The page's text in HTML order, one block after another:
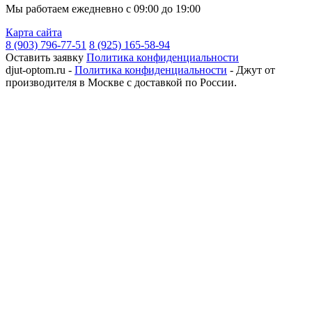
Мы работаем ежедневно с 09:00 до 19:00
Карта сайта
8 (903) 796-77-51 8 (925) 165-58-94
Оставить заявку Политика конфиденциальности
djut-optom.ru - Политика конфиденциальности - Джут от
производителя в Москве с доставкой по России.